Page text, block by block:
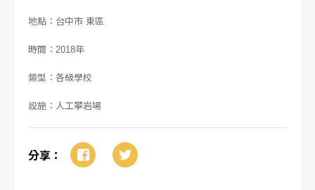
地點：台中市 東區
時間：2018年
類型：各級學校
設施：人工攀岩場
分享：